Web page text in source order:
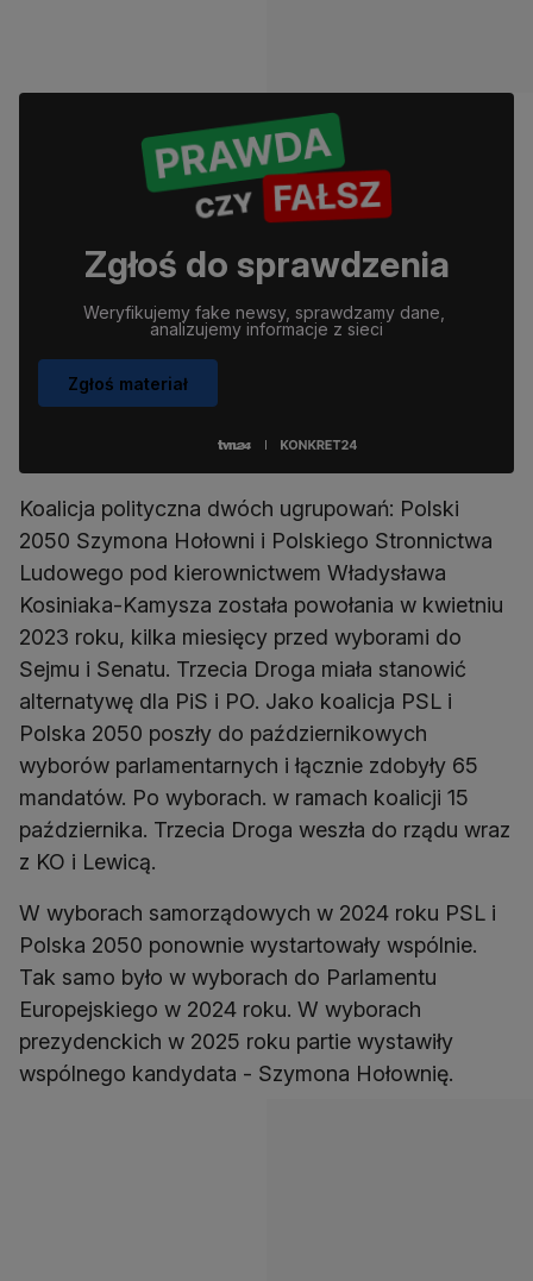
Zgłoś do sprawdzenia
Weryfikujemy fake newsy, sprawdzamy dane,
analizujemy informacje z sieci
Zgłoś materiał
Koalicja polityczna dwóch ugrupowań: Polski
2050 Szymona Hołowni i Polskiego Stronnictwa
Ludowego pod kierownictwem Władysława
Kosiniaka-Kamysza została powołania w kwietniu
2023 roku, kilka miesięcy przed wyborami do
Sejmu i Senatu. Trzecia Droga miała stanowić
alternatywę dla PiS i PO. Jako koalicja PSL i
Polska 2050 poszły do październikowych
wyborów parlamentarnych i łącznie zdobyły 65
mandatów. Po wyborach. w ramach koalicji 15
października. Trzecia Droga weszła do rządu wraz
z KO i Lewicą.
W wyborach samorządowych w 2024 roku PSL i
Polska 2050 ponownie wystartowały wspólnie.
Tak samo było w wyborach do Parlamentu
Europejskiego w 2024 roku. W wyborach
prezydenckich w 2025 roku partie wystawiły
wspólnego kandydata - Szymona Hołownię.